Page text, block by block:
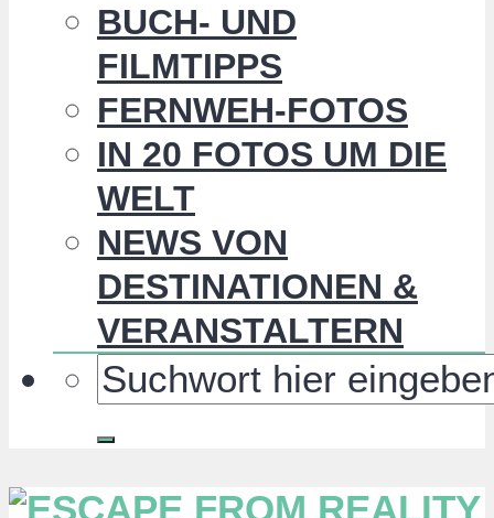
BUCH- UND
FILMTIPPS
FERNWEH-FOTOS
IN 20 FOTOS UM DIE
WELT
NEWS VON
DESTINATIONEN &
VERANSTALTERN